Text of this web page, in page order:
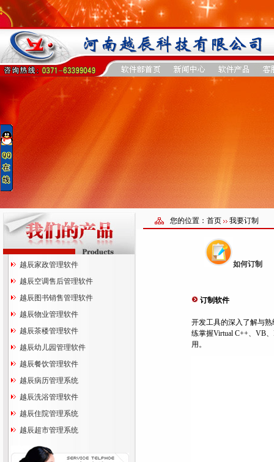
您的位置：首页 我要订制
越辰家政管理软件
越辰空调售后管理软件
越辰图书销售管理软件
越辰物业管理软件
越辰茶楼管理软件
越辰幼儿园管理软件
越辰餐饮管理软件
越辰病历管理系统
越辰洗浴管理软件
越辰住院管理系统
越辰超市管理系统
如何订制
订制软件
开发工具的深入了解与
练掌握Virtual C++、VB
用。